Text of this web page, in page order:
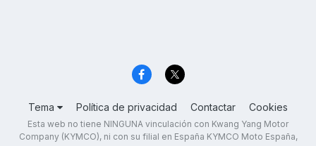
Tema Política de privacidad Contactar Cookies
Esta web no tiene NINGUNA vinculación con Kwang Yang Motor
Company (KYMCO), ni con su filial en España KYMCO Moto España,